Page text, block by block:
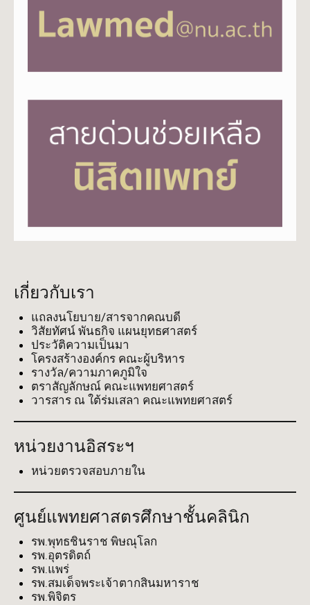
เกี่ยวกับเรา
แถลงนโยบาย/สารจากคณบดี
วิสัยทัศน์ พันธกิจ แผนยุทธศาสตร์
ประวัติความเป็นมา
โครงสร้างองค์กร คณะผู้บริหาร
รางวัล/ความภาคภูมิใจ
ตราสัญลักษณ์ คณะแพทยศาสตร์
วารสาร ณ ใต้ร่มเสลา คณะแพทยศาสตร์
หน่วยงานอิสระฯ
หน่วยตรวจสอบภายใน
ศูนย์แพทยศาสตรศึกษาชั้นคลินิก
รพ.พุทธชินราช พิษณุโลก
รพ.อุตรดิตถ์
รพ.แพร่
รพ.สมเด็จพระเจ้าตากสินมหาราช
รพ.พิจิตร